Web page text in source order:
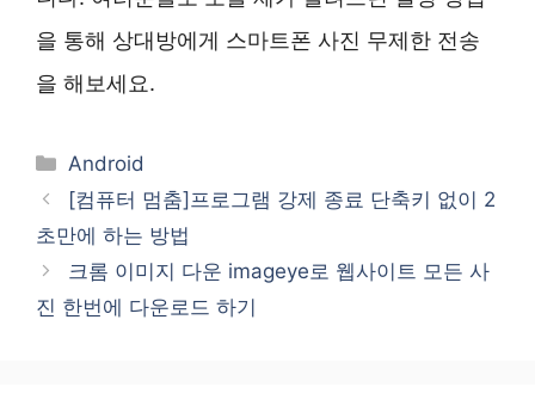
을 통해 상대방에게 스마트폰 사진 무제한 전송
을 해보세요.
카
테
고
리
Android
[컴퓨터 멈춤]프로그램 강제 종료 단축키 없이 2
초만에 하는 방법
크롬 이미지 다운 imageye로 웹사이트 모든 사
진 한번에 다운로드 하기